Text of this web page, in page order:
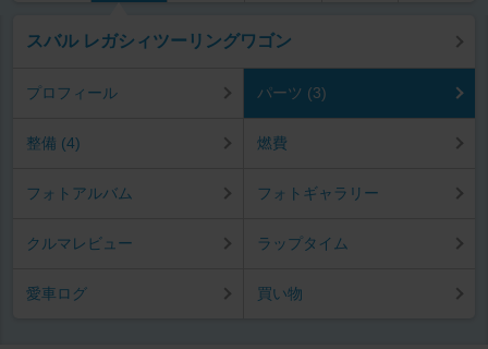
スバル レガシィツーリングワゴン
プロフィール パーツ (3)
整備 (4) 燃費
フォトアルバム フォトギャラリー
クルマレビュー ラップタイム
愛車ログ 買い物